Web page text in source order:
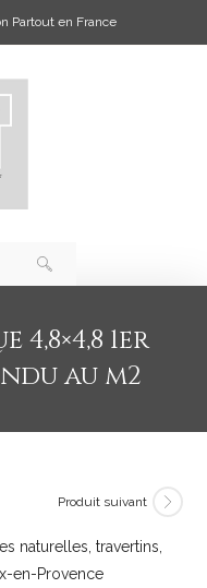
Partout en France
1er
au m2
Produit suivant